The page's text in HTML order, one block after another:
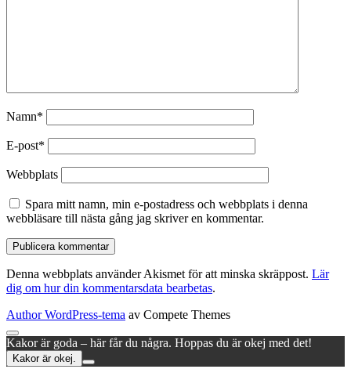
Namn*
E-post*
Webbplats
Spara mitt namn, min e-postadress och webbplats i denna
webbläsare till nästa gång jag skriver en kommentar.
Denna webbplats använder Akismet för att minska skräppost. Lär
dig om hur din kommentarsdata bearbetas.
Author WordPress-tema av Compete Themes
Rulla
till
toppen
Kakor är goda – här får du några. Hoppas du är okej med det!
Kakor är okej.